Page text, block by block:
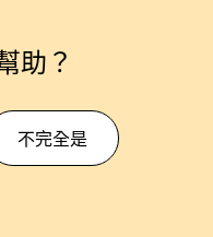
助？
不完全是